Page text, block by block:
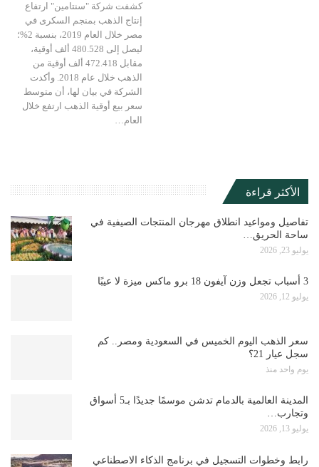
كشفت شركة "سنتامين" ارتفاع
إنتاج الذهب بمنجم السكرى في
مصر خلال العام 2019، بنسبة 2%؛
ليصل إلى 480.528 ألف أوقية،
مقابل 472.418 ألف أوقية من
الذهب خلال عام 2018. وأكدت
الشركة في بيان لها، أن متوسط
سعر بيع أوقية الذهب ارتفع خلال
العام…
الأكثر قراءة
تفاصيل ومواعيد انطلاق مهرجان المنتجات الصيفية في
ساحة الحريق…
يوليو 23, 2026
3 أسباب تجعل وزن آيفون 18 برو ماكس ميزة لا عيبًا
يوليو 12, 2026
سعر الذهب اليوم الخميس في السعودية ومصر.. كم
سجل عيار 21؟
يوم واحد منذ
المدينة العالمية بالدمام تدشن موسمًا جديدًا بـ5 أسواق
وتجارب…
يوليو 13, 2026
رابط وخطوات التسجيل في برنامج الذكاء الاصطناعي